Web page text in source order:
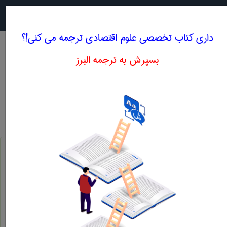
معادل انگلیسی فروشنده نهائی
داری کتاب تخصصی علوم اقتصادی ترجمه می کنی!؟
بسپرش به ترجمه البرز